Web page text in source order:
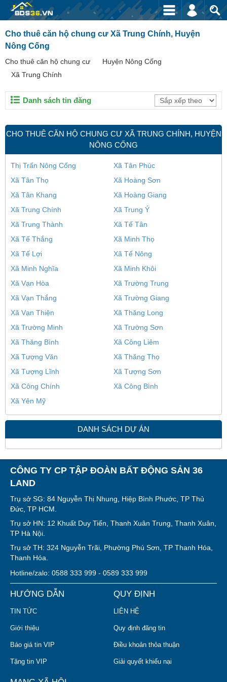
Cho thuê căn hộ chung cư Xã Trung Chính, Huyện
Nông Cống
Cho thuê căn hộ chung cư
Huyện Nông Cống
Xã Trung Chính
Danh sách tin đăng
CHO THUÊ CĂN HỘ CHUNG CƯ XÃ TRUNG CHÍNH, HUYỆN
NÔNG CỐNG
Thị Trấn Nông Cống
Xã Tân Phúc
Xã Tân Thọ
Xã Hoàng Sơn
Xã Tân Khang
Xã Hoàng Giang
Xã Trung Chính
Xã Trung Ý
Xã Trung Thành
Xã Tế Tân
Xã Tế Thắng
Xã Minh Thọ
Xã Tế Lợi
Xã Tế Nông
Xã Minh Nghĩa
Xã Minh Khôi
Xã Vạn Hòa
Xã Trường Trung
Xã Vạn Thắng
Xã Trường Giang
Xã Vạn Thiện
Xã Thăng Long
Xã Trường Minh
Xã Trường Sơn
Xã Thăng Bình
Xã Công Liêm
Xã Tượng Văn
Xã Thăng Thọ
Xã Tượng Lĩnh
Xã Tượng Sơn
Xã Công Chính
Xã Công Bình
Xã Yên Mỹ
DANH SÁCH DỰ ÁN
CÔNG TY CP TẬP ĐOÀN BẤT ĐỘNG SẢN 36
LAND
Trụ sở SG: 84 Nguyễn Thị Nhung, Hiệp Bình Phước, TP Thủ
Đức, TP HCM.
Trụ sở HN: 12 Khuất Duy Tiến, Thanh Xuân Trung, Thanh Xuân,
TP Hà Nội.
Trụ sở TH: 324 Nguyễn Trãi, Phường Phú Sơn, TP Thanh Hóa,
Thanh Hóa.
Hotline/zalo: 0588 333 999 - 0589 333 999
HƯỚNG DẪN
TIN TỨC
Giới thiệu
Báo giá tin VIP
Tặng tin VIP
QUY ĐỊNH
LIÊN HỆ
Quy định đăng tin
Điều khoản thỏa thuận
Giải quyết khiếu nại